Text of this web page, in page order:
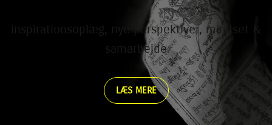
inspirationsoplæg, nye perspektiver, mindset &
samarbejde
LÆS MERE